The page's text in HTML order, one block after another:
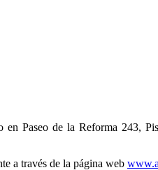
Paseo de la Reforma 243,
a través de la página web